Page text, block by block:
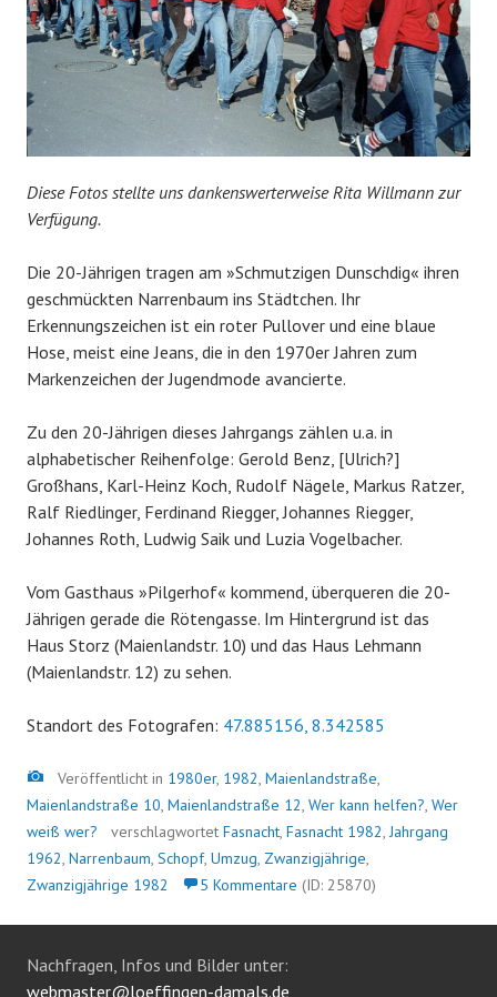
Diese Fotos stellte uns dankenswerterweise Rita Willmann zur
Verfügung.
Die 20-Jährigen tragen am »Schmutzigen Dunschdig« ihren
geschmückten Narrenbaum ins Städtchen. Ihr
Erkennungszeichen ist ein roter Pullover und eine blaue
Hose, meist eine Jeans, die in den 1970er Jahren zum
Markenzeichen der Jugendmode avancierte.
Zu den 20-Jährigen dieses Jahrgangs zählen u.a. in
alphabetischer Reihenfolge: Gerold Benz, [Ulrich?]
Großhans, Karl-Heinz Koch, Rudolf Nägele, Markus Ratzer,
Ralf Riedlinger, Ferdinand Riegger, Johannes Riegger,
Johannes Roth, Ludwig Saik und Luzia Vogelbacher.
Vom Gasthaus »Pilgerhof« kommend, überqueren die 20-
Jährigen gerade die Rötengasse. Im Hintergrund ist das
Haus Storz (Maienlandstr. 10) und das Haus Lehmann
(Maienlandstr. 12) zu sehen.
Standort des Fotografen: 47.885156, 8.342585
Bild
Veröffentlicht in 1980er, 1982 Maienlandstraße
Maienlandstraße 10 Maienlandstraße 12 Wer kann helfen? Wer
weiß wer?
verschlagwortet Fasnacht Fasnacht 1982 Jahrgang
1962 Narrenbaum Schopf, Umzug Zwanzigjährige
Zwanzigjährige 1982
5 Kommentare (ID: 25870)
Nachfragen, Infos und Bilder unter:
webmaster@loeffingen-damals.de